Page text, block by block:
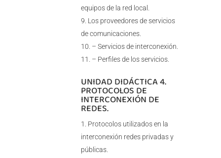
equipos de la red local.
Los proveedores de servicios
de comunicaciones.
– Servicios de interconexión.
– Perfiles de los servicios.
UNIDAD DIDÁCTICA 4.
PROTOCOLOS DE
INTERCONEXIÓN DE
REDES.
Protocolos utilizados en la
interconexión redes privadas y
públicas.